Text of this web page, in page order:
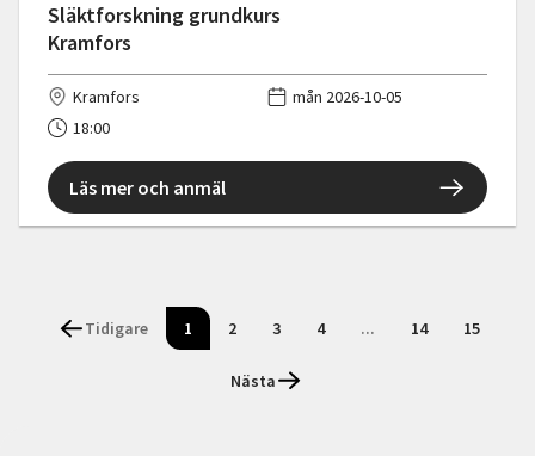
Släktforskning grundkurs
Kramfors
Kramfors
mån 2026-10-05
18:00
Läs mer och anmäl
Tidigare 1 2 3 4 ... 14 15
Nästa